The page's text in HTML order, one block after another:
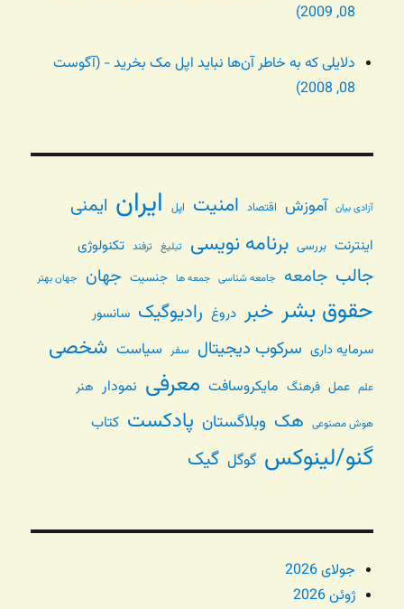
08, 2009)
دلایلی که به خاطر آن‌ها نباید اپل مک بخرید - (آگوست
08, 2008)
آزادی بیان آموزش اقتصاد امنیت اپل ایران ایمنی
اینترنت بررسی برنامه نویسی تبلیغ ترفند تکنولوژی
جالب جامعه جامعه شناسی جمعه ها جنسیت جهان جهان بهتر
حقوق بشر خبر دروغ رادیوگیک سانسور
سرمایه داری سرکوب دیجیتال سفر سیاست شخصی
علم عمل فرهنگ مایکروسافت معرفی نمودار هنر
هوش مصنوعی هک وبلاگستان پادکست کتاب
گنو/لینوکس گوگل گیک
جولای 2026
ژوئن 2026